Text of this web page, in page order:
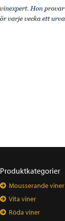
Produktkategorier
Mousserande viner
Vita viner
Röda viner